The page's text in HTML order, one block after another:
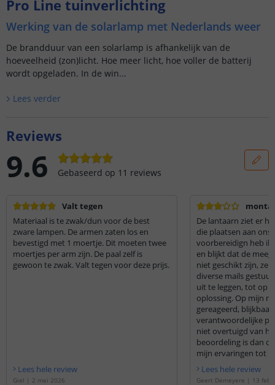
Pro Line tuinverlichting
Werking van de solarlamp met Nederlands weer
De brandduur van een solarlamp is afhankelijk van de
hoeveelheid (zon)licht. Hoe meer licht, hoe voller de batterij
wordt opgeladen. In de win...
Lees verder
Reviews
9.6 Gebaseerd op 11 reviews
Valt tegen
Materiaal is te zwak/dun voor de best
zware lampen. De armen zaten los en
bevestigd met 1 moertje. Dit moeten twee
moertjes per arm zijn. De paal zelf is
gewoon te zwak. Valt tegen voor deze prijs.
Lees hele review
Giel | 2 mei 2026
De lantaarn ziet er
die plaatsen aan ons
voorbereidign heb ik
en blijkt dat de
niet geschikt zijn, ze
diverse mails
uit te leggen, tot op
oplossing. Op mijn
gereageerd, blijkbaar
verantwoordelijke
niet overtuigd van
beoordeling is dan
mijn ervaringen tot
echt over het
Lees hele review
Geert Demeyere | 13